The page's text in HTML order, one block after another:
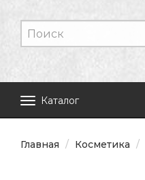
Каталог
Главная Косметика